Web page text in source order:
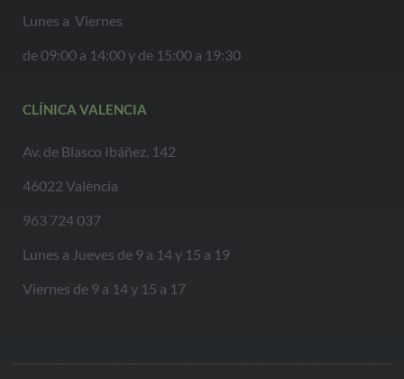
Lunes a Viernes
de 09:00 a 14:00 y de 15:00 a 19:30
CLÍNICA VALENCIA
Av. de Blasco Ibáñez, 142
46022 València
963 724 037
Lunes a Jueves de 9 a 14 y 15 a 19
Viernes de 9 a 14 y 15 a 17